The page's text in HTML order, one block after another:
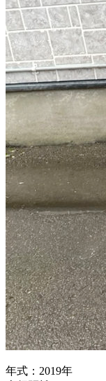
年式：2019年